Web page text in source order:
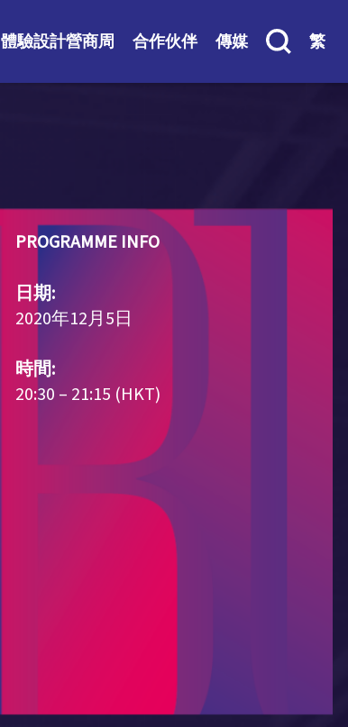
體驗設計營商周 合作伙伴 傳媒 繁
PROGRAMME INFO
日期:
2020年12月5日
時間:
20:30 – 21:15 (HKT)